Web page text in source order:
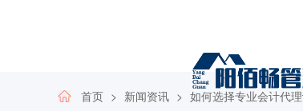
首页 新闻资讯 如何选择专业会计代